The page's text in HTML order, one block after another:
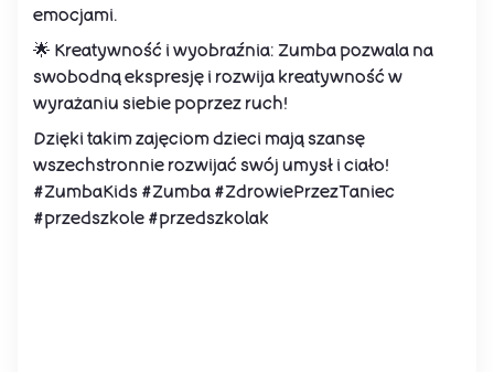
emocjami.
🌟 Kreatywność i wyobraźnia: Zumba pozwala na
swobodną ekspresję i rozwija kreatywność w
wyrażaniu siebie poprzez ruch!
Dzięki takim zajęciom dzieci mają szansę
wszechstronnie rozwijać swój umysł i ciało!
#ZumbaKids #Zumba #ZdrowiePrzezTaniec
#przedszkole #przedszkolak